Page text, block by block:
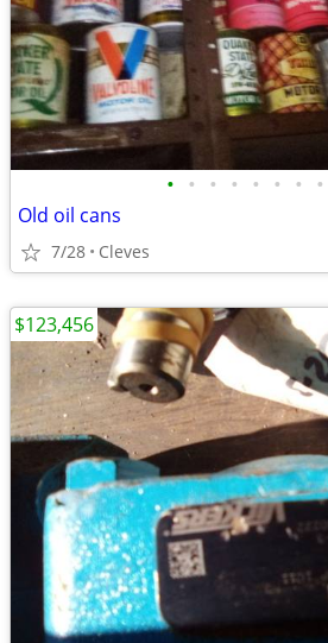
• • • • • • • •
Old oil cans
7/28 Cleves
$123,456